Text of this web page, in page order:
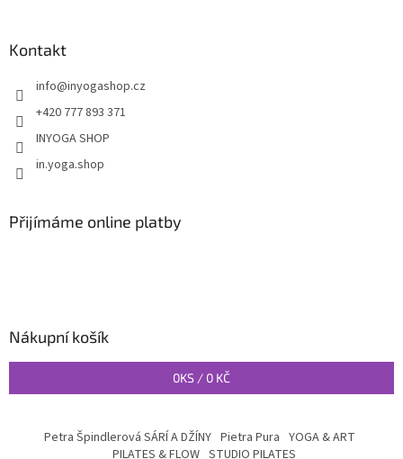
Kontakt
info@inyogashop.cz
+420 777 893 371
INYOGA SHOP
in.yoga.shop
Přijímáme online platby
Nákupní košík
0KS / 0 KČ
Petra Špindlerová SÁRÍ A DŽÍNY Pietra Pura YOGA & ART
PILATES & FLOW STUDIO PILATES